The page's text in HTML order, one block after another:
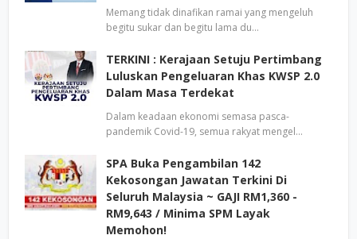
Memang tidak dinafikan ramai yang mengeluh
begitu sukar dan begitu lama du…
TERKINI : Kerajaan Setuju Pertimbang
Luluskan Pengeluaran Khas KWSP 2.0
Dalam Masa Terdekat
Dalam keadaan ekonomi semasa pasca-
pandemik Covid-19, semua rakyat mengel…
SPA Buka Pengambilan 142
Kekosongan Jawatan Terkini Di
Seluruh Malaysia ~ GAJI RM1,360 -
RM9,643 / Minima SPM Layak
Memohon!